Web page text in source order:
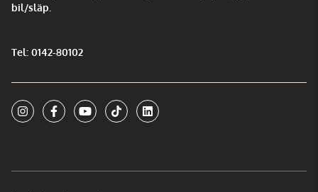
bil/släp.
Tel: 0142-80102